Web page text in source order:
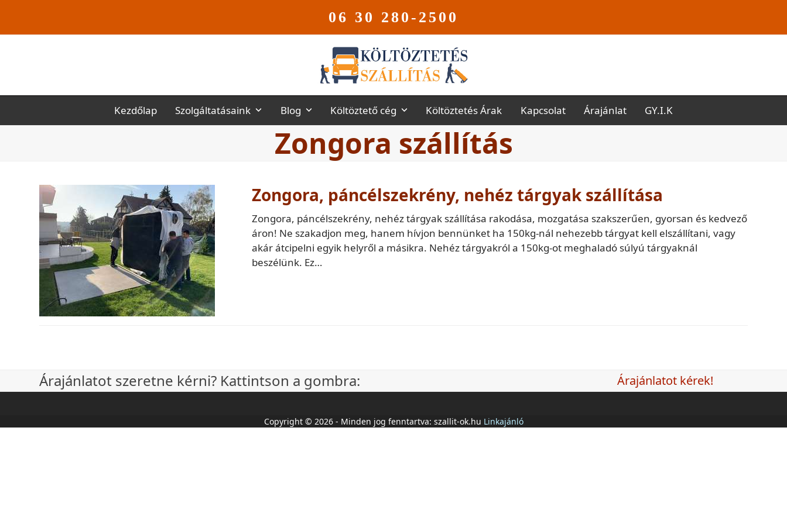
06 30 280-2500
Kezdőlap Szolgáltatásaink Blog Költöztető cég Költöztetés Árak Kapcsolat Árajánlat GY.I.K
Zongora szállítás
Zongora, páncélszekrény, nehéz tárgyak szállítása
Zongora, páncélszekrény, nehéz tárgyak szállítása rakodása, mozgatása szakszerűen, gyorsan és kedvező
áron! Ne szakadjon meg, hanem hívjon bennünket ha 150kg-nál nehezebb tárgyat kell elszállítani, vagy
akár átcipelni egyik helyről a másikra. Nehéz tárgyakról a 150kg-ot meghaladó súlyú tárgyaknál
beszélünk. Ez…
Árajánlatot szeretne kérni? Kattintson a gombra: Árajánlatot kérek!
Copyright © 2026 - Minden jog fenntartva: szallit-ok.hu Linkajánló